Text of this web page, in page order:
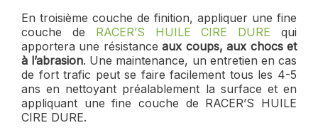
En troisième couche de finition, appliquer une fine
couche de RACER’S HUILE CIRE DURE qui
apportera une résistanceaux coups, aux chocs et
à l’abrasion. Une maintenance, un entretien en cas
de fort trafic peut se faire facilement tous les 4-5
ans en nettoyant préalablement la surface et en
appliquant une fine couche de RACER’S HUILE
CIRE DURE.